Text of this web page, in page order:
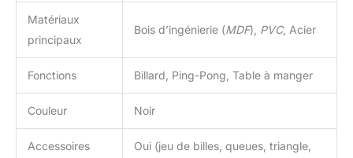
Matériaux
principaux
Bois d’ingénierie (MDF), PVC, Acier
Fonctions Billard, Ping-Pong, Table à manger
Couleur Noir
Accessoires
Oui (jeu de billes, queues, triangle,